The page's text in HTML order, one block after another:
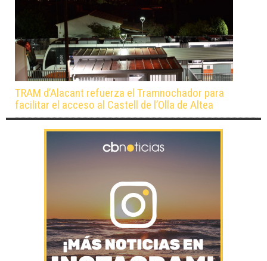
TRAM d’Alacant refuerza el Tramnochador para
facilitar el acceso al Castell de l’Olla de Altea